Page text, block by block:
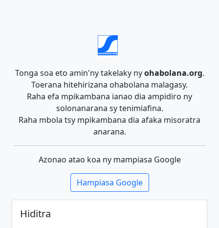
Tonga soa eto amin'ny takelaky nyohabolana.org.
Toerana hitehirizana ohabolana malagasy.
Raha efa mpikambana ianao dia ampidiro ny
solonanarana sy tenimiafina.
Raha mbola tsy mpikambana dia afaka misoratra
anarana.
Azonao atao koa ny mampiasa Google
Hampiasa Google
Hiditra